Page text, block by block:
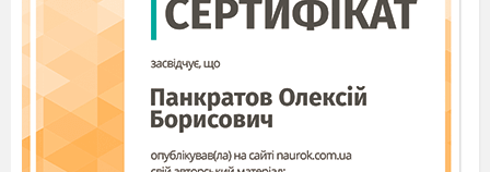
Криза суспільства – це час для
перебудови будь-якої складної його системи –
політичної, економічної, освітньої. І чим